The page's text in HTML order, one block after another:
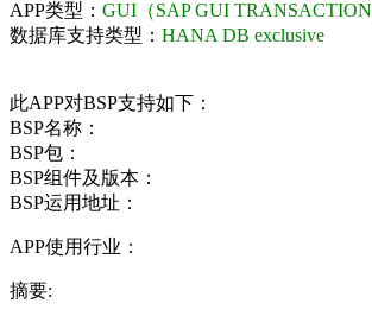
APP类型： GUI（SAP GUI TRANSACTION
数据库支持类型： HANA DB exclusive
此APP对BSP支持如下：
BSP名称：
BSP包：
BSP组件及版本：
BSP运用地址：
APP使用行业：
摘要: